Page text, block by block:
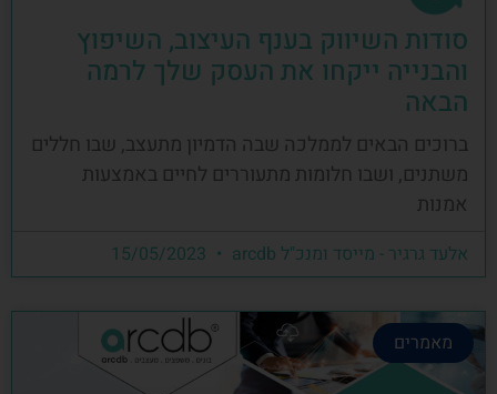
סודות השיווק בענף העיצוב, השיפוץ
והבנייה ייקחו את העסק שלך לרמה
הבאה
ברוכים הבאים לממלכה שבה הדמיון מתעצב, שבו חללים
משתנים, ושבו חלומות מתעוררים לחיים באמצעות
אמנות
אלעד גרגיר - מייסד ומנכ"ל arcdb
מאמרים